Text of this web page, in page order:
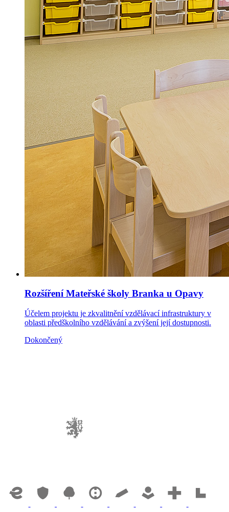
Rozšíření Mateřské školy Branka u Opavy
Účelem projektu je zkvalitnění vzdělávací infrastruktury v
oblasti předškolního vzdělávání a zvýšení její dostupnosti.
Dokončený